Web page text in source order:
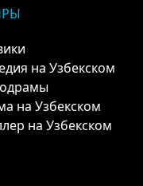
на Узбекском
на Узбекском
на Узбекском